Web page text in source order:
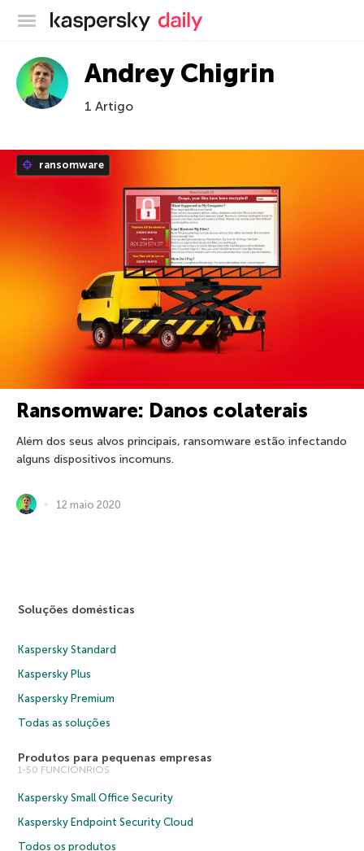
Blog oficial da Kaspersky
Andrey Chigrin
1 Artigo
ransomware
Ransomware: Danos colaterais
Além dos seus alvos principais, ransomware estão infectando
alguns dispositivos incomuns.
12 maio 2020
Soluções domésticas
Kaspersky Standard
Kaspersky Plus
Kaspersky Premium
Todas as soluções
Produtos para pequenas empresas
1-50 FUNCIONRIOS
Kaspersky Small Office Security
Kaspersky Endpoint Security Cloud
Todos os produtos